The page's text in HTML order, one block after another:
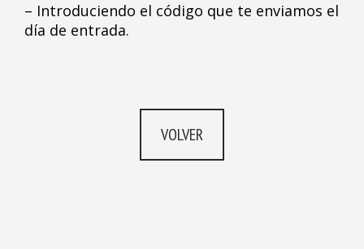
– Introduciendo el código que te enviamos el
día de entrada.
VOLVER